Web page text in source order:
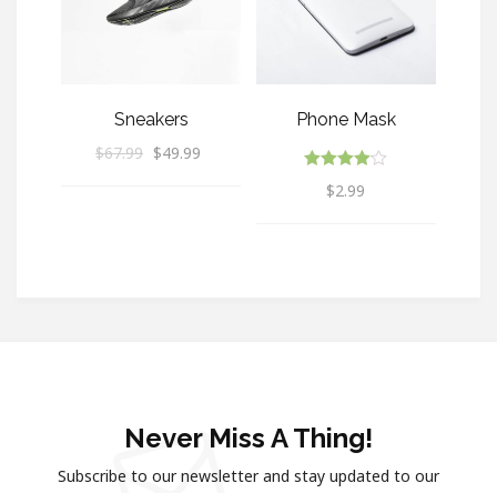
Sneakers
$67.99 $49.99
Phone Mask
Rated
4.00
$2.99
Never Miss A Thing!
Subscribe to our newsletter and stay updated to our